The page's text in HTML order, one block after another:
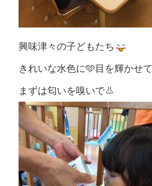
興味津々の子どもたち
きれいな水色に🩵目を輝かせて
まずは匂いを嗅いで👃